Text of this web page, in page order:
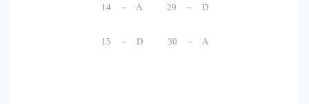
14 – A 29 – D
15 – D 30 – A